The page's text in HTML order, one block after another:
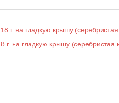
на гладкую крышу (серебристая